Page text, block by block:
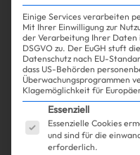
Experience Life|
So
KI-Emojis
Einige Services verarbeiten
Mit Ihrer Einwilligung zur
der Verarbeitung Ihrer Daten
DSGVO zu. Der EuGH stuft
Datenschutz nach EU-
dass US-Behörden
Überwachungsprogrammen
Klagemöglichkeit für
Es folgt eine Liste
Essenziell
Essenzielle Cookies
und sind für die
erforderlich.